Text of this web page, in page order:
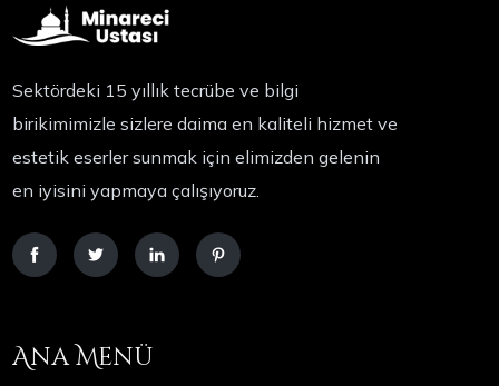
Sektördeki 15 yıllık tecrübe ve bilgi
birikimimizle sizlere daima en kaliteli hizmet ve
estetik eserler sunmak için elimizden gelenin
en iyisini yapmaya çalışıyoruz.
Ana Menü